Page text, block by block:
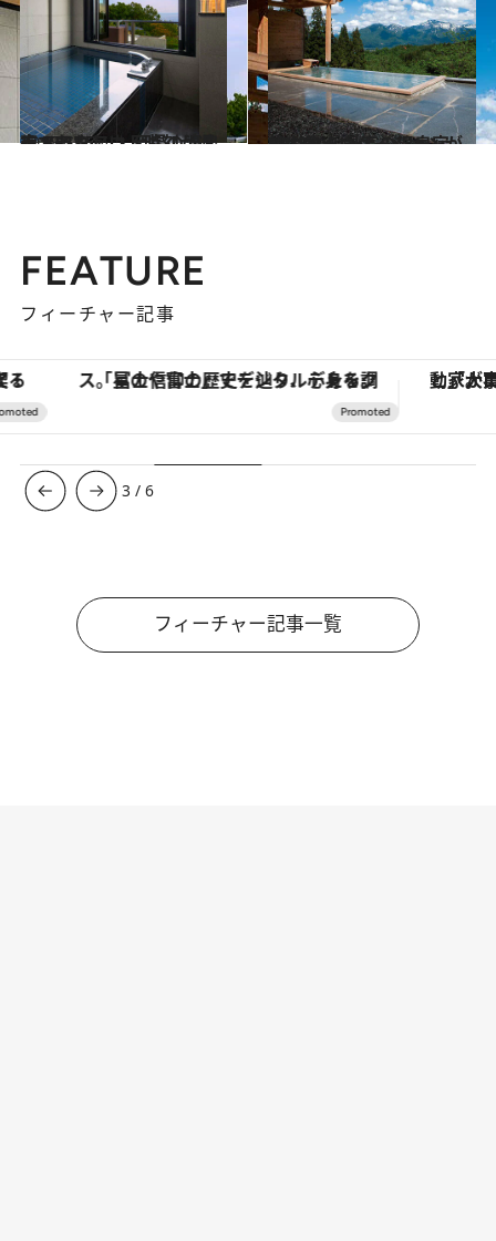
2018.1.9
チェックアウト時刻が遅くてうれしい 至福の温泉宿 BEST5
旅＆お出かけ 2018.1.11
とにかくロケーションが魅力的！ 最高の温泉宿 BEST5
旅＆お出かけ
FEATURE
フィーチャー記事
「星のや富士」でデジタルデトックス。冨士信仰の歴史を辿り、心身を調える。
3 /6
フィーチャー記事一覧